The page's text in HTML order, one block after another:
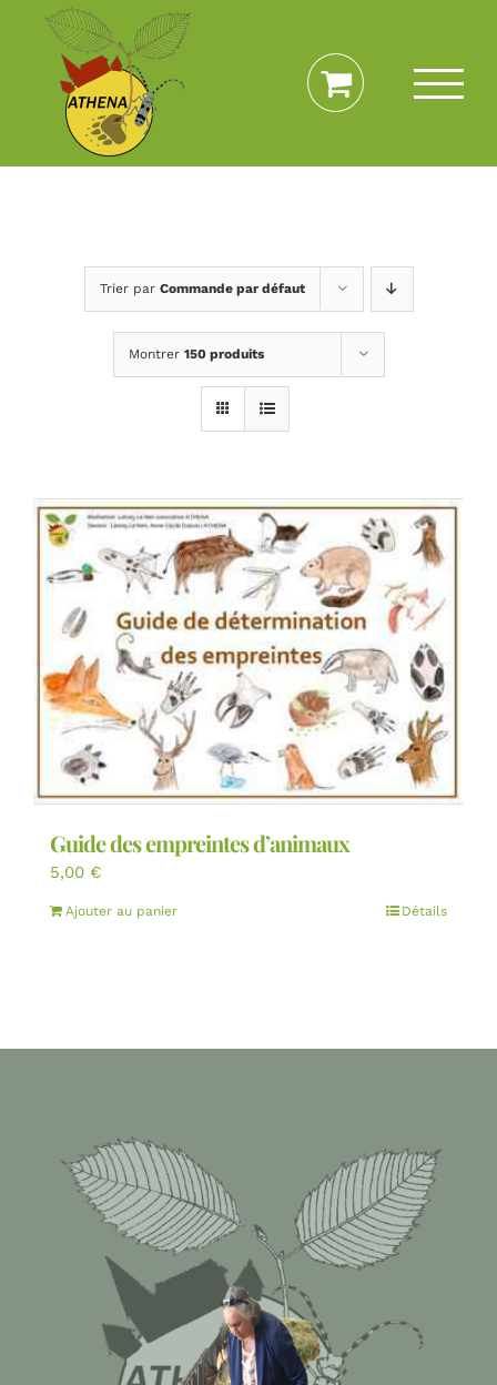
Passer
contenu
Trier par Commande par défaut
Montrer 150 produits
Guide des empreintes d’animaux
5,00 €
Ajouter au panier Détails